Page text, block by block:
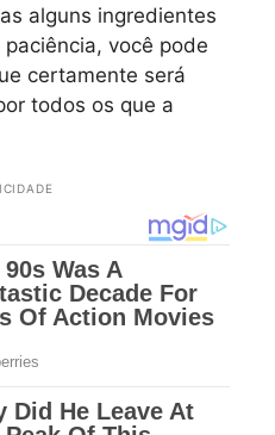
alguns ingredientes
você pode
certamente será
todos os que a